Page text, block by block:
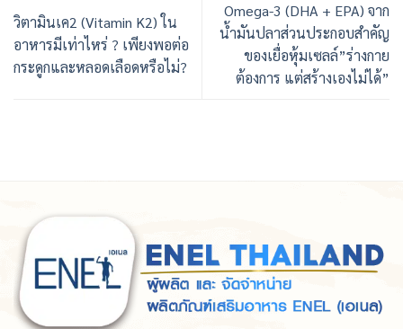
วิตามินเค2 (Vitamin K2) ใน
อาหารมีเท่าไหร่ ? เพียงพอต่อ
กระดูกและหลอดเลือดหรือไม่?
Omega-3 (DHA + EPA) จาก
น้ำมันปลาส่วนประกอบสำคัญ
ของเยื่อหุ้มเซลล์”ร่างกาย
ต้องการ แต่สร้างเองไม่ได้”